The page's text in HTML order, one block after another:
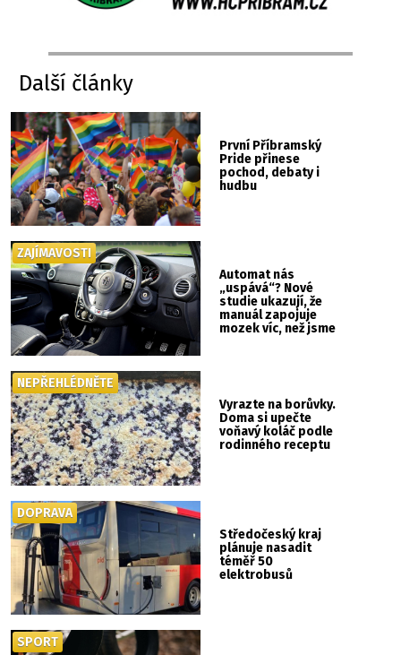
Další články
První Příbramský
Pride přinese
pochod, debaty i
hudbu
Automat nás
„uspává“? Nové
studie ukazují, že
manuál zapojuje
mozek víc, než jsme
ZAJÍMAVOSTI
Vyrazte na borůvky.
Doma si upečte
voňavý koláč podle
rodinného receptu
NEPŘEHLÉDNĚTE
Středočeský kraj
plánuje nasadit
téměř 50
elektrobusů
DOPRAVA
SPORT